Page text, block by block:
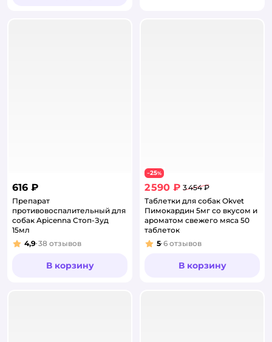
616 ₽
Препарат
противовоспалительный для
собак Apicenna Стоп-Зуд
15мл
Рейтинг:
4,9 38 отзывов
В корзину
−25%
2 590 ₽ 3 454 ₽
Таблетки для собак Okvet
Пимокардин 5мг со вкусом и
ароматом свежего мяса 50
таблеток
Рейтинг:
5 6 отзывов
В корзину